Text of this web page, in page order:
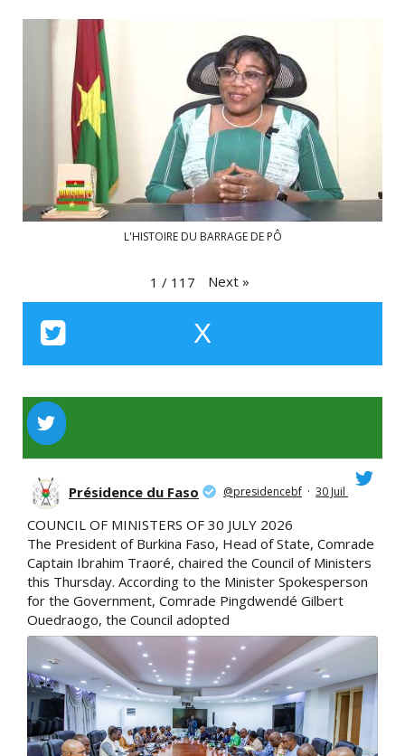
L'HISTOIRE DU BARRAGE DE PÔ
1 / 117 Next »
X
Présidence du Faso @presidencebf · 30 Juil
COUNCIL OF MINISTERS OF 30 JULY 2026
The President of Burkina Faso, Head of State, Comrade
Captain Ibrahim Traoré, chaired the Council of Ministers
this Thursday. According to the Minister Spokesperson
for the Government, Comrade Pingdwendé Gilbert
Ouedraogo, the Council adopted